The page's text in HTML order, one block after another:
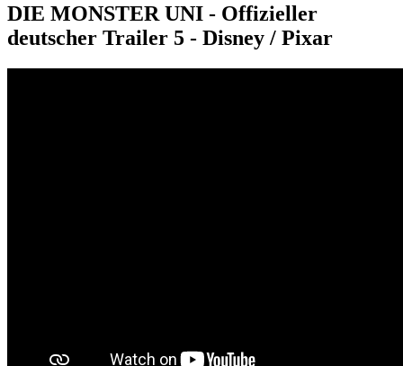
DIE MONSTER UNI - Offizieller
deutscher Trailer 5 - Disney / Pixar